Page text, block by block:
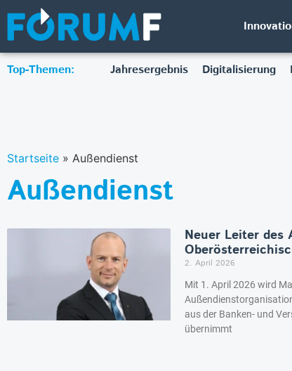
Top-Themen: Jahresergebnis Digitalisierung
Startseite » Außendienst
Außendienst
Neuer Leiter des
2. April 2026
Mit 1. April 2026 wird
aus der Banken- und
übernimmt